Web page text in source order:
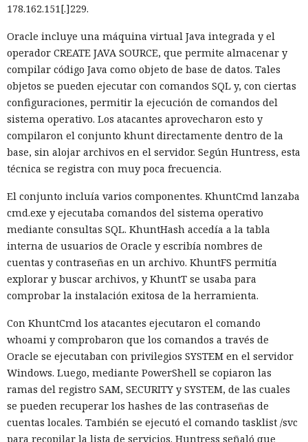
178.162.151[.]229.
Oracle incluye una máquina virtual Java integrada y el
operador CREATE JAVA SOURCE, que permite almacenar y
compilar código Java como objeto de base de datos. Tales
objetos se pueden ejecutar con comandos SQL y, con ciertas
configuraciones, permitir la ejecución de comandos del
sistema operativo. Los atacantes aprovecharon esto y
compilaron el conjunto khunt directamente dentro de la
base, sin alojar archivos en el servidor. Según Huntress, esta
técnica se registra con muy poca frecuencia.
El conjunto incluía varios componentes. KhuntCmd lanzaba
cmd.exe y ejecutaba comandos del sistema operativo
mediante consultas SQL. KhuntHash accedía a la tabla
interna de usuarios de Oracle y escribía nombres de
cuentas y contraseñas en un archivo. KhuntFS permitía
explorar y buscar archivos, y KhuntT se usaba para
comprobar la instalación exitosa de la herramienta.
Con KhuntCmd los atacantes ejecutaron el comando
whoami y comprobaron que los comandos a través de
Oracle se ejecutaban con privilegios SYSTEM en el servidor
Windows. Luego, mediante PowerShell se copiaron las
ramas del registro SAM, SECURITY y SYSTEM, de las cuales
se pueden recuperar los hashes de las contraseñas de
cuentas locales. También se ejecutó el comando tasklist /svc
para recopilar la lista de servicios. Huntress señaló que